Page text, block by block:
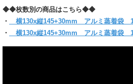
全面アルミ蒸着フィルムを使用しているため、
してイベント・付録などのお楽しみ袋として大活
封かん時にまとわり付きのない帯電防止テープ
(お入れになりたい商品によっては入らない場合
◆◆枚数別の商品はこちら◆◆
・
横130x縦145+30mm アルミ蒸着袋
・
横130x縦145+30mm アルミ蒸着袋